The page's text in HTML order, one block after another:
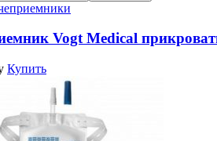
Vogt Medical
Купить